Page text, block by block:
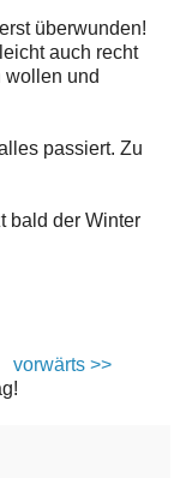
überwunden!
auch recht
wollen und
passiert. Zu
bald der Winter
vorwärts >>